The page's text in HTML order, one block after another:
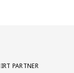
PARTNER